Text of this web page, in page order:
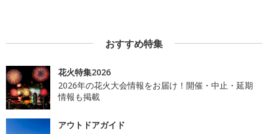
おすすめ特集
花火特集2026
2026年の花火大会情報をお届け！開催・中止・延期
情報も掲載
アウトドアガイド